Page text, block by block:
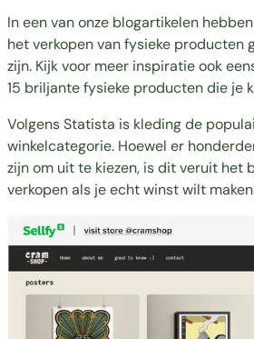
In een van onze blogartikelen
het verkopen van fysieke producten
zijn. Kijk voor meer inspiratie ook
15 briljante fysieke producten die je
VolgensStatista is kleding de
winkelcategorie. Hoewel er
zijn om uit te kiezen, is dit veruit het
verkopenals je echt winst wilt